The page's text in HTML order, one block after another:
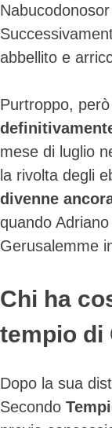
abbellito e
Purtroppo,
mese di luglio
la rivolta degli
divenne
quando
Gerusalemme
Chi ha
tempio di
Dopo la sua
Secondo